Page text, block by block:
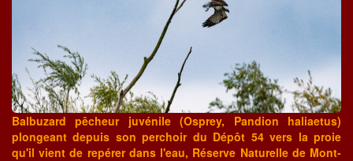
Balbuzard pêcheur juvénile (Osprey, Pandion haliaetus)
plongeant depuis son perchoir du Dépôt 54 vers la proie
qu'il vient de repérer dans l'eau, Réserve Naturelle de Mont-